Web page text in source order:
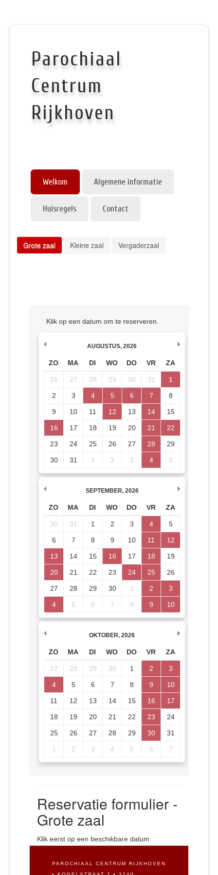
Parochiaal
Centrum
Rijkhoven
Welkom Algemene informatie
Huisregels Contact
Grote zaal Kleine zaal Vergaderzaal
Klik op een datum om te reserveren.
AUGUSTUS, 2026
ZO MA DI WO DO VR ZA
26 27 28 29 30 31 1
2 3 4 5 6 7 8
9 10 11 12 13 14 15
16 17 18 19 20 21 22
23 24 25 26 27 28 29
30 31 1 2 3 4 5
SEPTEMBER, 2026
ZO MA DI WO DO VR ZA
30 31 1 2 3 4 5
6 7 8 9 10 11 12
13 14 15 16 17 18 19
20 21 22 23 24 25 26
27 28 29 30 1 2 3
4 5 6 7 8 9 10
OKTOBER, 2026
ZO MA DI WO DO VR ZA
27 28 29 30 1 2 3
4 5 6 7 8 9 10
11 12 13 14 15 16 17
18 19 20 21 22 23 24
25 26 27 28 29 30 31
1 2 3 4 5 6 7
Reservatie formulier -
Grote zaal
Klik eerst op een beschikbare datum
PAROCHIAAL CENTRUM RIJKHOVEN